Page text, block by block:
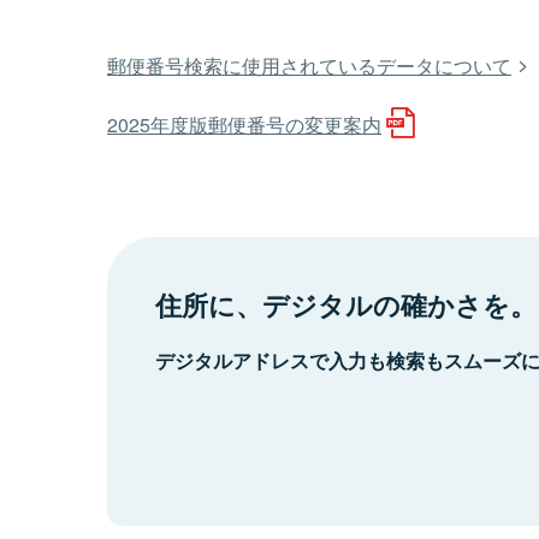
郵便番号検索に使用されているデータについて
2025年度版郵便番号の変更案内
住所に、デジタルの確かさを。
デジタルアドレスで入力も検索もスムーズ